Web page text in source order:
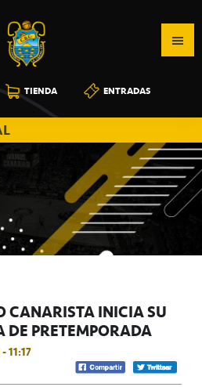
TIENDA ENTRADAS
CANARISTA INICIA SU
DE PRETEMPORADA
11:17